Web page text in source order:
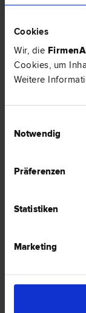
Cookies
Wir, die
Cookies, um
Weitere
Notwendig
Präferenzen
Statistiken
Marketing
Mag. Hanns